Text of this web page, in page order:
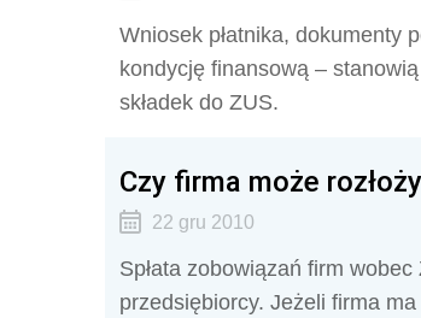
Wniosek płatnika, dokumenty
kondycję finansową –
składek do ZUS.
Czy firma może
22 gru 2010
Spłata zobowiązań firm
przedsiębiorcy. Jeżeli firma